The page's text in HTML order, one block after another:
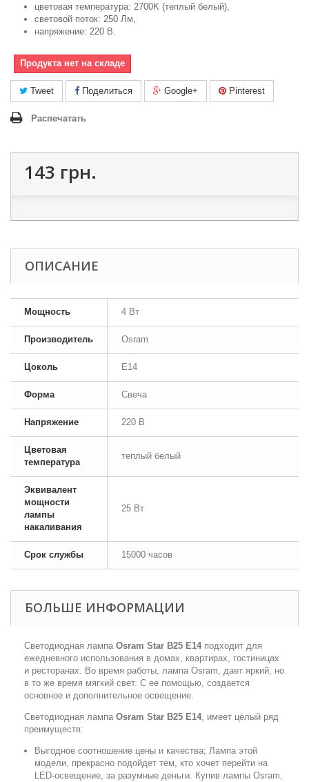
цветовая температура: 2700K (теплый белый),
световой поток: 250 Лм,
напряжение: 220 В.
Продукта нет на складе
Tweet Поделиться Google+ Pinterest
Распечатать
143 грн.
ОПИСАНИЕ
Мощность 4 Вт
Производитель Osram
Цоколь E14
Форма Свеча
Напряжение 220 В
Цветовая
температура
теплый белый
Эквивалент
мощности
лампы
накаливания
25 Вт
Срок службы 15000 часов
БОЛЬШЕ ИНФОРМАЦИИ
Светодиодная лампа Osram Star B25 Е14 подходит для
ежедневного использования в домах, квартирах, гостиницах
и ресторанах. Во время работы, лампа Osram, дает яркий, но
в то же время мягкий свет. С ее помощью, создается
основное и дополнительное освещение.
Светодиодная лампа Osram Star B25 Е14, имеет целый ряд
преимуществ:
Выгодное соотношение цены и качества; Лампа этой
модели, прекрасно подойдет тем, кто хочет перейти на
LED-освещение, за разумные деньги. Купив лампы Osram,